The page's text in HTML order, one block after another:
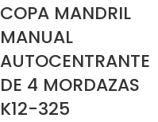
COPA MANDRIL
MANUAL
AUTOCENTRANTE
DE 4 MORDAZAS
K12-325